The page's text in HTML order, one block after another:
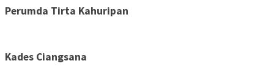
Perumda Tirta Kahuripan
Kades Ciangsana